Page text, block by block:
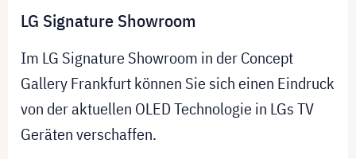
LG Signature Showroom
Im LG Signature Showroom in der Concept
Gallery Frankfurt können Sie sich einen Eindruck
von der aktuellen OLED Technologie in LGs TV
Geräten verschaffen.